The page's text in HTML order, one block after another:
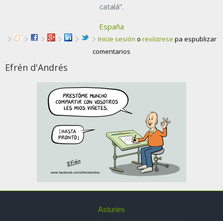
catalá”.
España
Inicie sesión o rexístrese pa espublizar
comentarios
Efrén d'Andrés
Asturies